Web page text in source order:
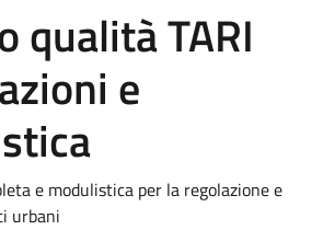
qualità TARI
e
e modulistica per la regolazione e
urbani